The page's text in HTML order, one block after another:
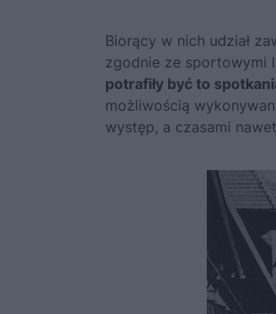
Biorący w nich udział
zgodnie ze sportowymi
potrafiły być to
możliwością
występ, a czasami